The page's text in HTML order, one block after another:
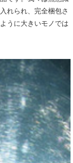
れられ、完全梱包さ
うに大きいモノでは